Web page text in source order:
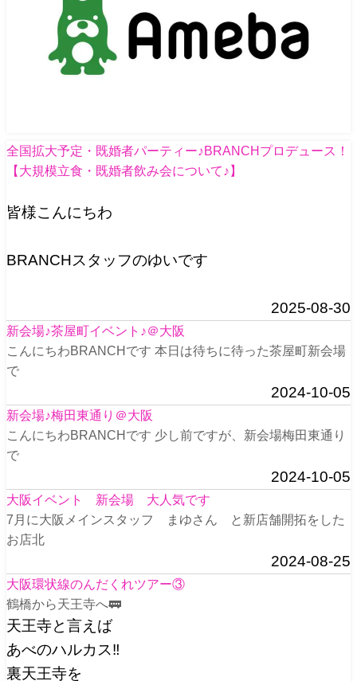
全国拡大予定・既婚者パーティー♪BRANCHプロデュース！
【大規模立食・既婚者飲み会について♪】
皆様こんにちわ
BRANCHスタッフのゆいです
2025-08-30
新会場♪茶屋町イベント♪＠大阪
こんにちわBRANCHです 本日は待ちに待った茶屋町新会場
で
2024-10-05
新会場♪梅田東通り＠大阪
こんにちわBRANCHです 少し前ですが、新会場梅田東通り
で
2024-10-05
大阪イベント 新会場 大人気です
7月に大阪メインスタッフ まゆさん と新店舗開拓をした
お店北
2024-08-25
大阪環状線のんだくれツアー③
鶴橋から天王寺へ🚃
天王寺と言えば
あべのハルカス‼️
裏天王寺を